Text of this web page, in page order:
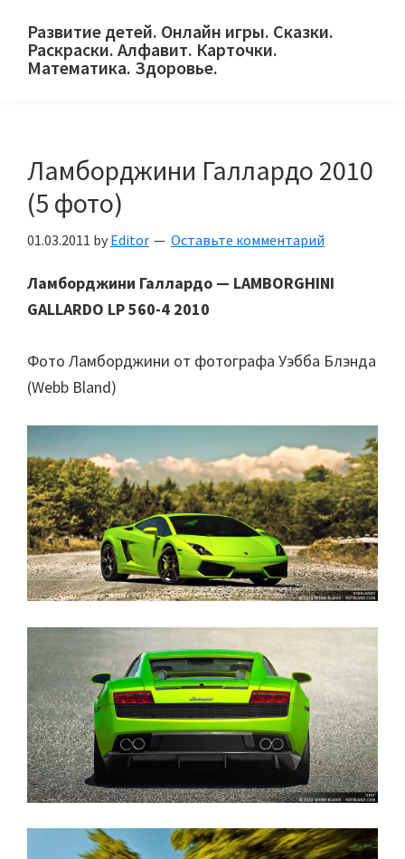
primary
main
primary
Развитие детей. Онлайн игры. Сказки.
Раскраски. Алфавит. Карточки.
Математика. Здоровье.
и
их
родителей.
Ламборджини Галлардо 2010
(5 фото)
01.03.2011 by Editor Оставьте комментарий
Ламборджини Галлардо — LAMBORGHINI
GALLARDO LP 560-4 2010
Фото Ламборджини от фотографа Уэбба Блэнда
(Webb Bland)